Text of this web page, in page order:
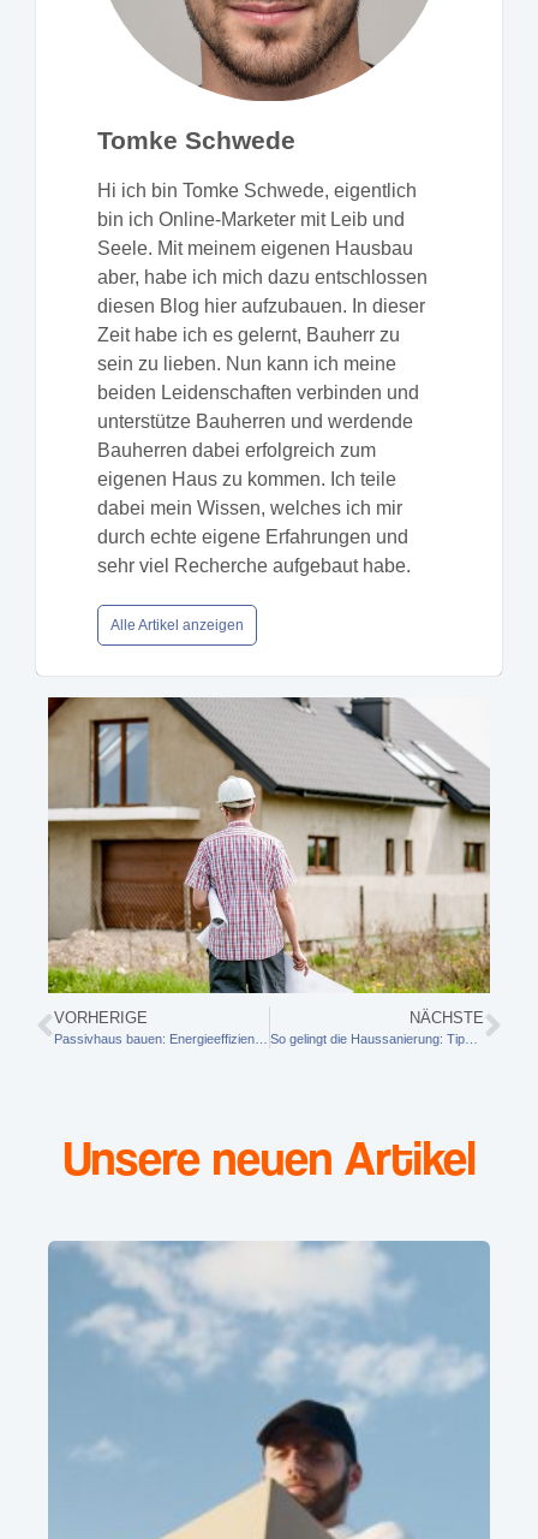
Tomke Schwede
Hi ich bin Tomke Schwede, eigentlich
bin ich Online-Marketer mit Leib und
Seele. Mit meinem eigenen Hausbau
aber, habe ich mich dazu entschlossen
diesen Blog hier aufzubauen. In dieser
Zeit habe ich es gelernt, Bauherr zu
sein zu lieben. Nun kann ich meine
beiden Leidenschaften verbinden und
unterstütze Bauherren und werdende
Bauherren dabei erfolgreich zum
eigenen Haus zu kommen. Ich teile
dabei mein Wissen, welches ich mir
durch echte eigene Erfahrungen und
sehr viel Recherche aufgebaut habe.
Alle Artikel anzeigen
VORHERIGE NÄCHSTE
So gelingt die Haussanierung: Tipps für ein stressfreies Projekt
Unsere neuen Artikel